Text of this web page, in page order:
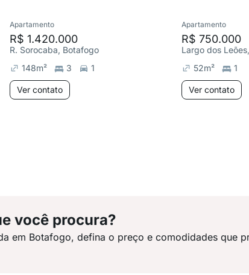
Apartamento
R$ 1.420.000
R. Sorocaba, Botafogo
148m² 3 1
Ver contato
Apartamento
R$ 750.000
Largo dos
52m² 1
Ver contato
você procura?
em Botafogo, defina o preço e comodidades que